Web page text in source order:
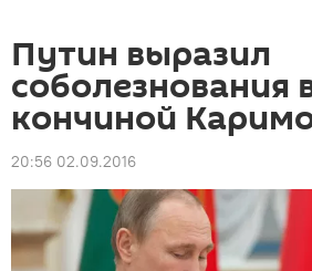
Путин выразил
соболезнования
кончиной
20:56 02.09.2016